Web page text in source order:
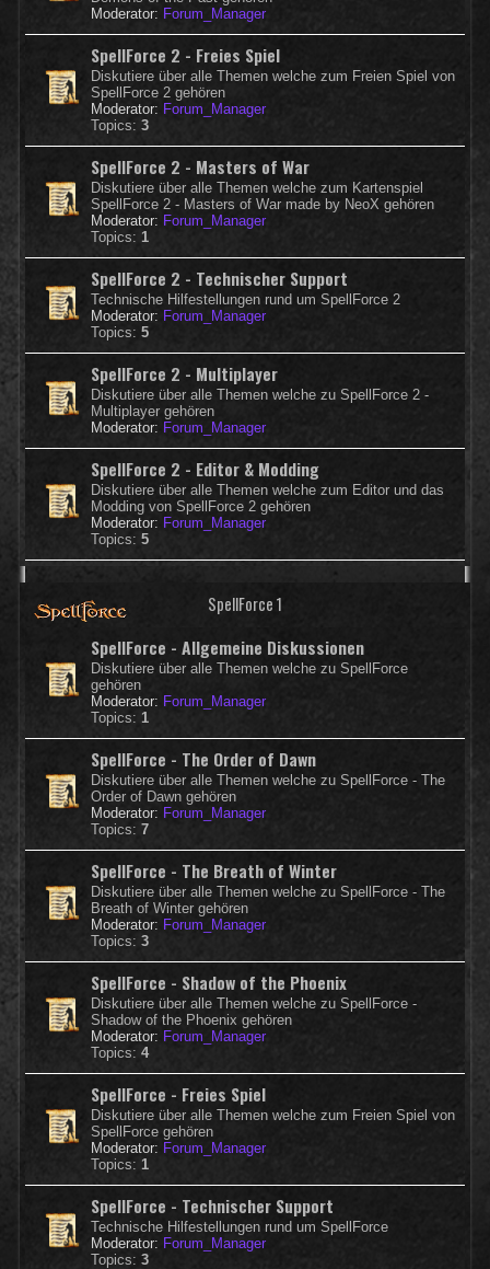
Moderator: Forum_Manager
SpellForce 2 - Freies Spiel
Diskutiere über alle Themen welche zum Freien Spiel von
SpellForce 2 gehören
Moderator: Forum_Manager
Topics: 3
SpellForce 2 - Masters of War
Diskutiere über alle Themen welche zum Kartenspiel
SpellForce 2 - Masters of War made by NeoX gehören
Moderator: Forum_Manager
Topics: 1
SpellForce 2 - Technischer Support
Technische Hilfestellungen rund um SpellForce 2
Moderator: Forum_Manager
Topics: 5
SpellForce 2 - Multiplayer
Diskutiere über alle Themen welche zu SpellForce 2 -
Multiplayer gehören
Moderator: Forum_Manager
SpellForce 2 - Editor & Modding
Diskutiere über alle Themen welche zum Editor und das
Modding von SpellForce 2 gehören
Moderator: Forum_Manager
Topics: 5
SpellForce 1
SpellForce - Allgemeine Diskussionen
Diskutiere über alle Themen welche zu SpellForce
gehören
Moderator: Forum_Manager
Topics: 1
SpellForce - The Order of Dawn
Diskutiere über alle Themen welche zu SpellForce - The
Order of Dawn gehören
Moderator: Forum_Manager
Topics: 7
SpellForce - The Breath of Winter
Diskutiere über alle Themen welche zu SpellForce - The
Breath of Winter gehören
Moderator: Forum_Manager
Topics: 3
SpellForce - Shadow of the Phoenix
Diskutiere über alle Themen welche zu SpellForce -
Shadow of the Phoenix gehören
Moderator: Forum_Manager
Topics: 4
SpellForce - Freies Spiel
Diskutiere über alle Themen welche zum Freien Spiel von
SpellForce gehören
Moderator: Forum_Manager
Topics: 1
SpellForce - Technischer Support
Technische Hilfestellungen rund um SpellForce
Moderator: Forum_Manager
Topics: 3